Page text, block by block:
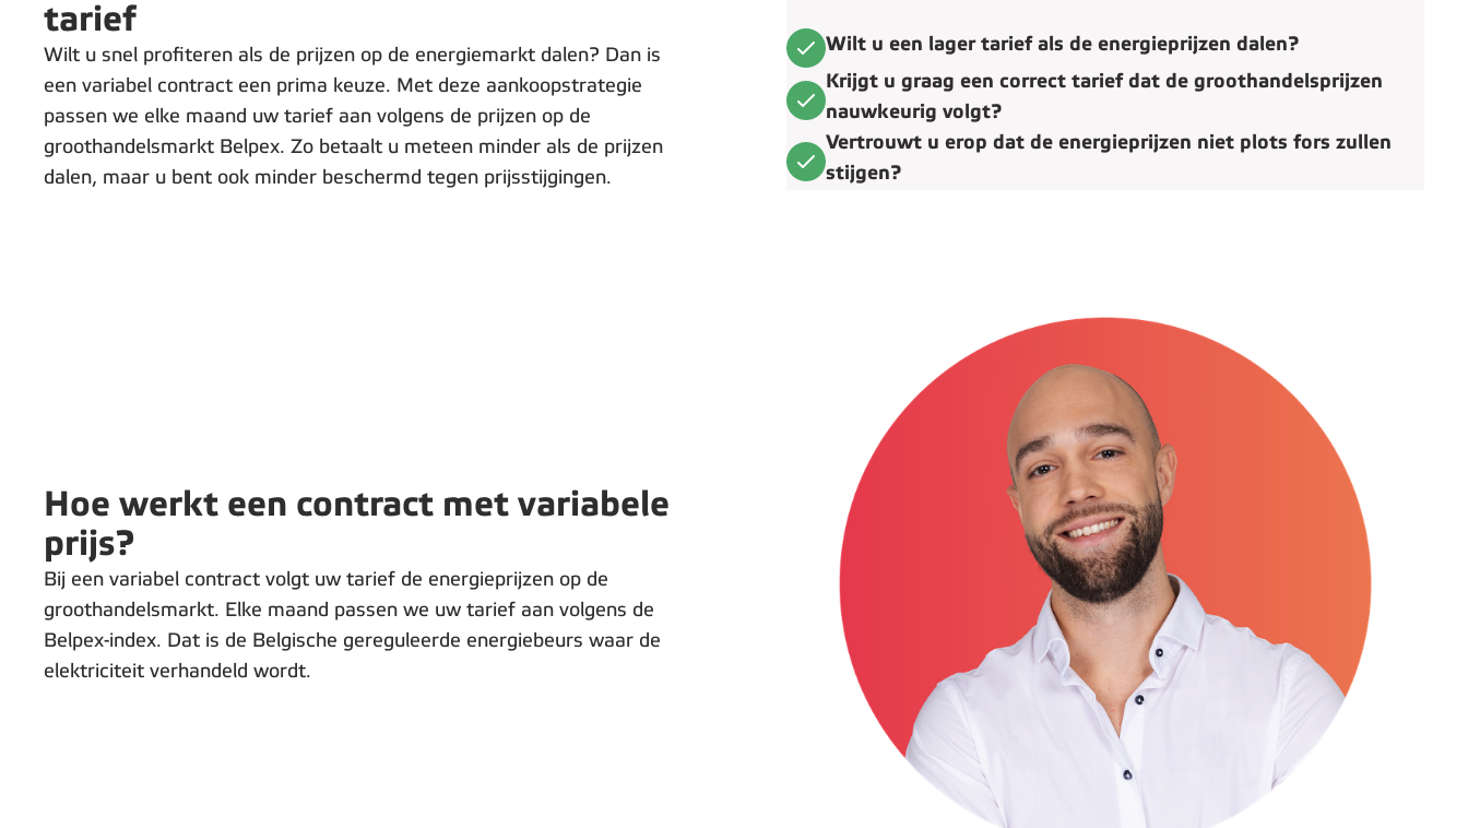
tarief
Wilt u snel profiteren als de prijzen op de energiemarkt dalen? Dan is
een variabel contract een prima keuze. Met deze aankoopstrategie
passen we elke maand uw tarief aan volgens de prijzen op de
groothandelsmarkt Belpex. Zo betaalt u meteen minder als de prijzen
dalen, maar u bent ook minder beschermd tegen prijsstijgingen.
Wilt u een lager tarief als de energieprijzen dalen?
Krijgt u graag een correct tarief dat de groothandelsprijzen
nauwkeurig volgt?
Vertrouwt u erop dat de energieprijzen niet plots fors zullen
stijgen?
Hoe werkt een contract met variabele
prijs?
Bij een variabel contract volgt uw tarief de energieprijzen op de
groothandelsmarkt. Elke maand passen we uw tarief aan volgens de
Belpex-index. Dat is de Belgische gereguleerde energiebeurs waar de
elektriciteit verhandeld wordt.